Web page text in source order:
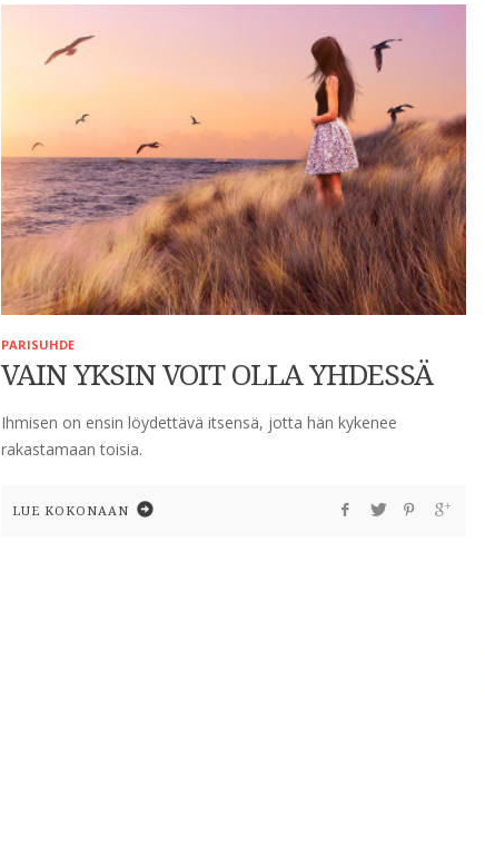
PARISUHDE
VAIN YKSIN VOIT OLLA YHDESSÄ
Ihmisen on ensin löydettävä itsensä, jotta hän kykenee
rakastamaan toisia.
LUE KOKONAAN